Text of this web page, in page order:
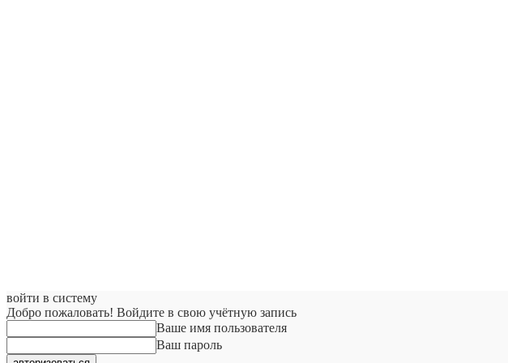
войти в систему
Добро пожаловать! Войдите в свою учётную запись
Ваше имя пользователя
Ваш пароль